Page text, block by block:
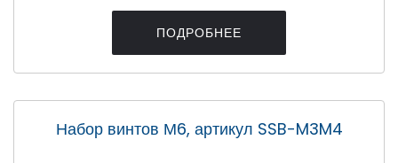
ПОДРОБНЕЕ
Набор винтов М6, артикул SSB-M3M4